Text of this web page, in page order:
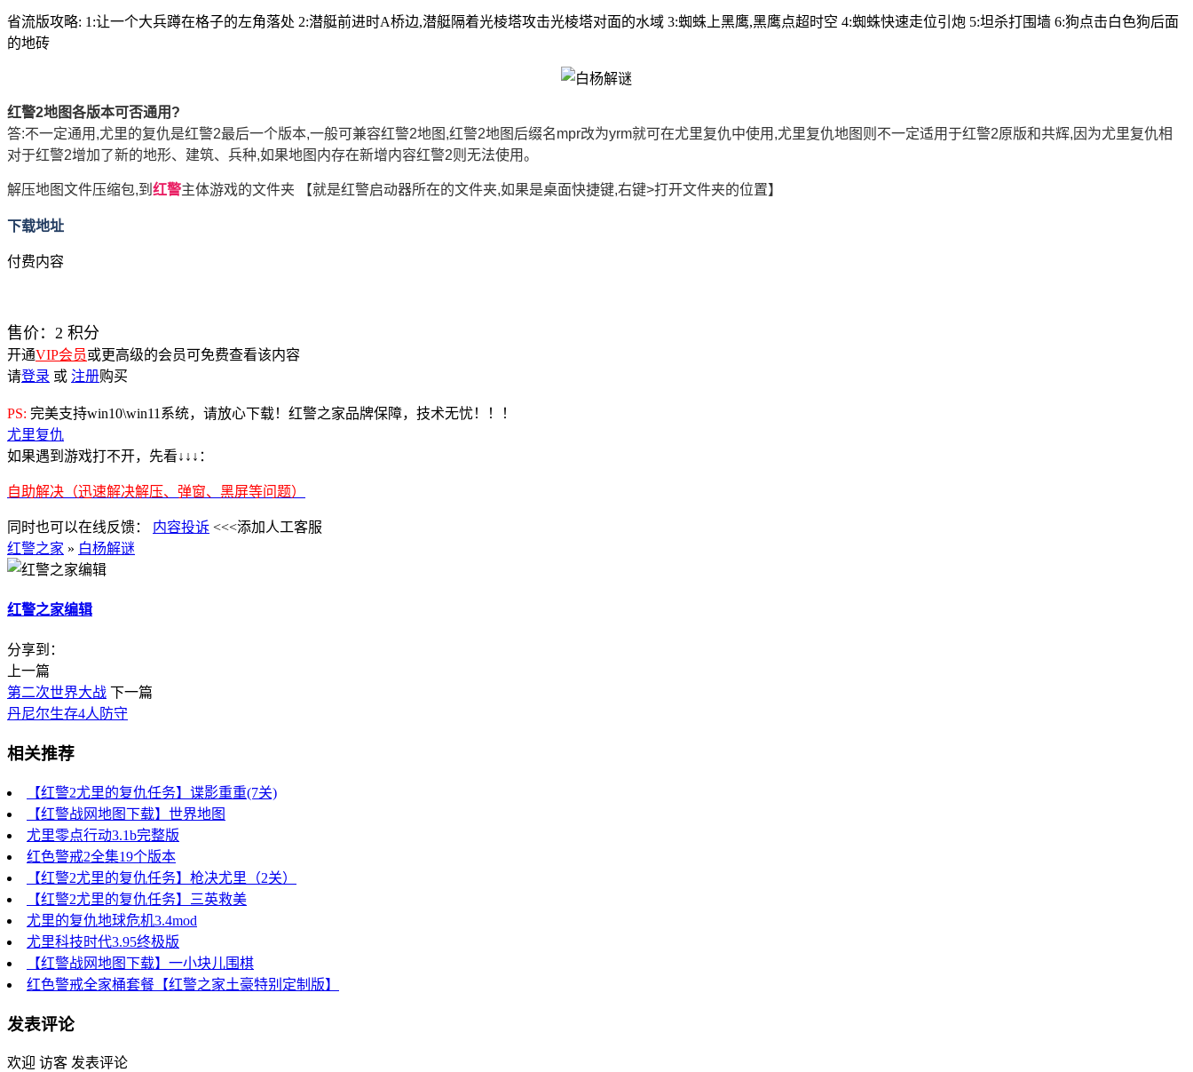
省流版攻略: 1:让一个大兵蹲在格子的左角落处 2:潜艇前进时A桥边,潜艇隔着光棱塔攻击光棱塔对面的水域 3:蜘蛛上黑鹰,黑鹰点超时空 4:蜘蛛快速走位引炮 5:坦杀打围墙 6:狗点击白色狗后面
的地砖
红警2地图各版本可否通用?
答:不一定通用,尤里的复仇是红警2最后一个版本,一般可兼容红警2地图,红警2地图后缀名mpr改为yrm就可在尤里复仇中使用,尤里复仇地图则不一定适用于红警2原版和共辉,因为尤里复仇相
对于红警2增加了新的地形、建筑、兵种,如果地图内存在新增内容红警2则无法使用。
解压地图文件压缩包,到 红警主体游戏的文件夹 【就是红警启动器所在的文件夹,如果是桌面快捷键,右键>打开文件夹的位置】
下载地址
付费内容
售价： 2 积分
开通VIP会员或更高级的会员可免费查看该内容
请登录 或 注册购买
PS: 完美支持win10\win11系统，请放心下载！红警之家品牌保障，技术无忧！！！
尤里复仇
如果遇到游戏打不开，先看↓↓↓：
自助解决（迅速解决解压、弹窗、黑屏等问题）
同时也可以在线反馈： 内容投诉 <<<添加人工客服
红警之家 » 白杨解谜
红警之家编辑
分享到：
上一篇
第二次世界大战 下一篇
丹尼尔生存4人防守
相关推荐
【红警2尤里的复仇任务】谍影重重(7关)
【红警战网地图下载】世界地图
尤里零点行动3.1b完整版
红色警戒2全集19个版本
【红警2尤里的复仇任务】枪决尤里（2关）
【红警2尤里的复仇任务】三英救美
尤里的复仇地球危机3.4mod
尤里科技时代3.95终极版
【红警战网地图下载】一小块儿围棋
红色警戒全家桶套餐【红警之家土豪特别定制版】
发表评论
欢迎 访客 发表评论